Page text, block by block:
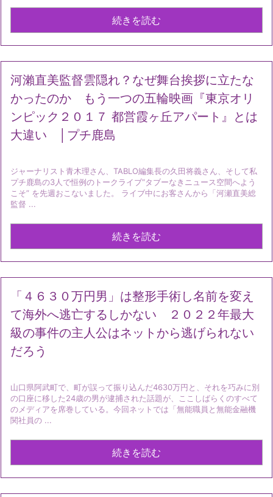
続きを読む
河瀨直美監督雲隠れ？なぜ舞台挨拶に立たな
かったのか もう一つの五輪映画『東京オリ
ンピック２０１７ 都営霞ヶ丘アパート』とは
大違い │プチ鹿島
ジャーナリスト青木理さん、TABLO編集長の久田将義さん、そして私
プチ鹿島の3人で恒例のトークライブ“タブーなきニュース空間へよう
こそ” を先週おこないました。 ライブ中にお客さんから「河瀬直美総
監督 ...
続きを読む
「４６３０万円男」は整形手術し名前を変え
て海外へ逃亡するしかない ２０２２年最大
級の事件の主人公はネットから逃げられない
だろう
山口県阿武町で、町が誤って振り込んだ4630万円と、それを巧みに別
の口座に移した24歳の男が逮捕された話題が、ここしばらくのすべて
のメディアを席巻している。今回ネットでは「無能職員と無能金融機
関社員の ...
続きを読む